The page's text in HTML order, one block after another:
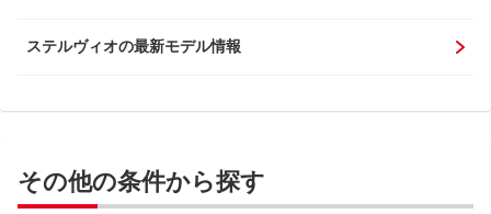
ステルヴィオの最新モデル情報
その他の条件から探す